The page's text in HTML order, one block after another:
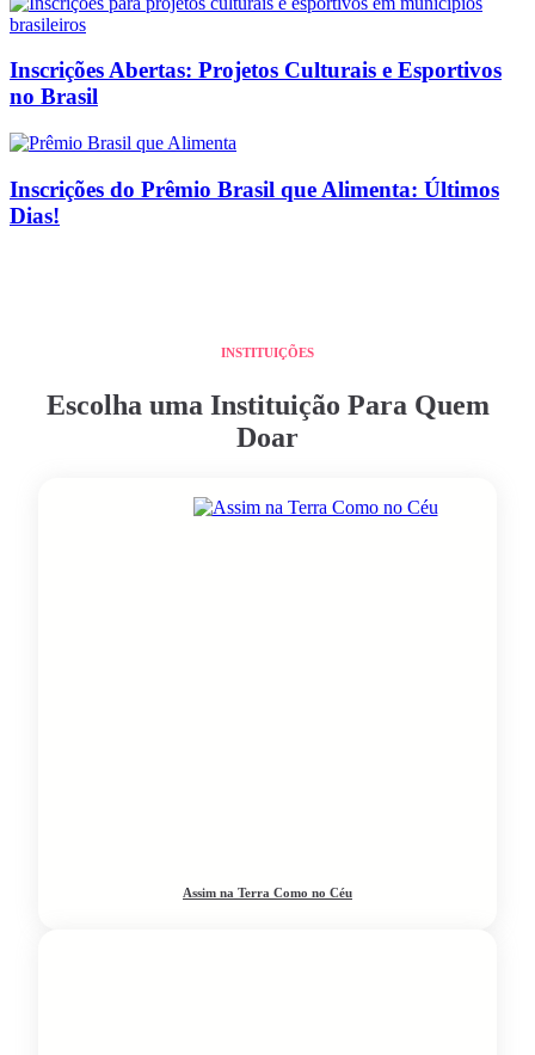
Inscrições Abertas: Projetos Culturais e Esportivos
no Brasil
Inscrições do Prêmio Brasil que Alimenta: Últimos
Dias!
INSTITUIÇÕES
Escolha uma Instituição Para Quem
Doar
Assim na Terra Como no Céu